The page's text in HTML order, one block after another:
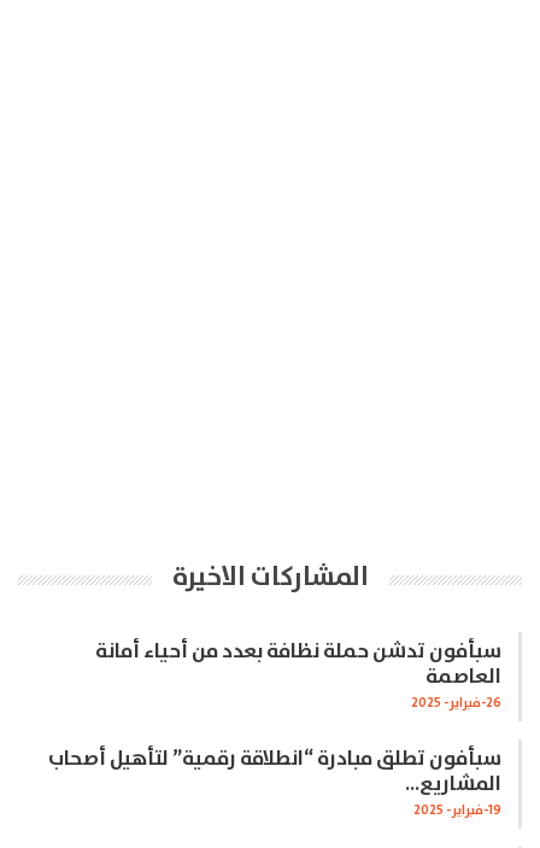
المشاركات الاخيرة
سبأفون تدشن حملة نظافة بعدد من أحياء أمانة
العاصمة
26-فبراير- 2025
سبأفون تطلق مبادرة “انطلاقة رقمية” لتأهيل أصحاب
المشاريع…
19-فبراير- 2025